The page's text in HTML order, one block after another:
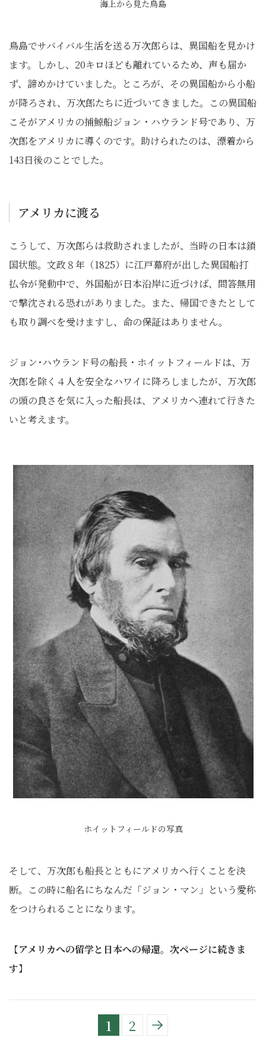
海上から見た鳥島
鳥島でサバイバル生活を送る万次郎らは、異国船を見かけ
ます。しかし、20キロほども離れているため、声も届か
ず、諦めかけていました。ところが、その異国船から小船
が降ろされ、万次郎たちに近づいてきました。この異国船
こそがアメリカの捕鯨船ジョン・ハウランド号であり、万
次郎をアメリカに導くのです。助けられたのは、漂着から
143日後のことでした。
アメリカに渡る
こうして、万次郎らは救助されましたが、当時の日本は鎖
国状態。文政８年（1825）に江戸幕府が出した異国船打
払令が発動中で、外国船が日本沿岸に近づけば、問答無用
で撃沈される恐れがありました。また、帰国できたとして
も取り調べを受けますし、命の保証はありません。
ジョン･ハウランド号の船長・ホイットフィールドは、万
次郎を除く４人を安全なハワイに降ろしましたが、万次郎
の頭の良さを気に入った船長は、アメリカへ連れて行きた
いと考えます。
ホイットフィールドの写真
そして、万次郎も船長とともにアメリカへ行くことを決
断。この時に船名にちなんだ「ジョン・マン」という愛称
をつけられることになります。
【アメリカへの留学と日本への帰還。次ページに続きま
す】
1 2